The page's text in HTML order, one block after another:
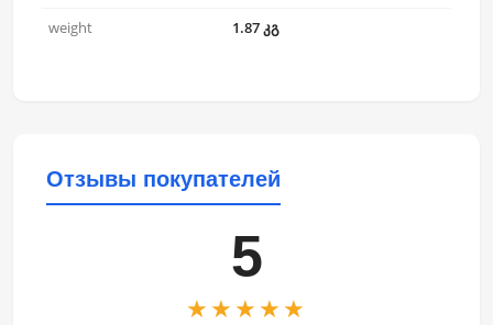
weight
1.87 კგ
Отзывы покупателей
5
★★★★★